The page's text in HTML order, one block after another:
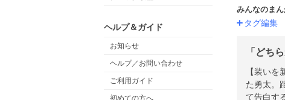
ヘルプ＆ガイド
お知らせ
ヘルプ／お問い合わせ
ご利用ガイド
初めての方へ
みんなのま
タグ編集
「どち
【装い
た勇太。
て告白す